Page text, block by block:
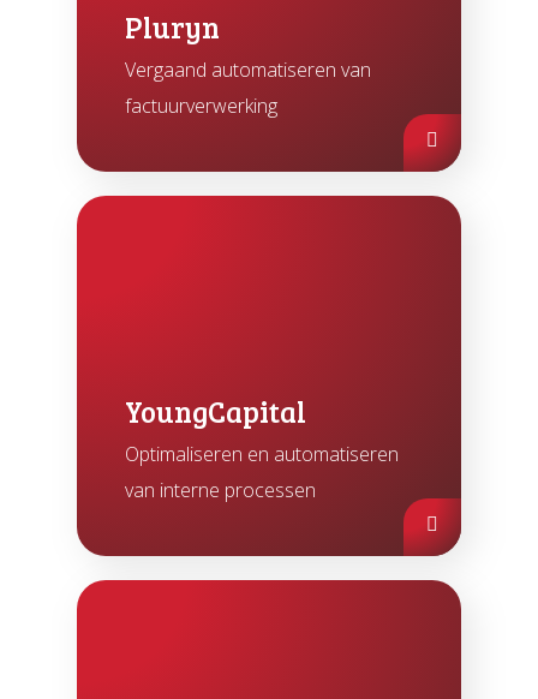
Pluryn
Vergaand automatiseren van
factuurverwerking
YoungCapital
Optimaliseren en automatiseren
van interne processen